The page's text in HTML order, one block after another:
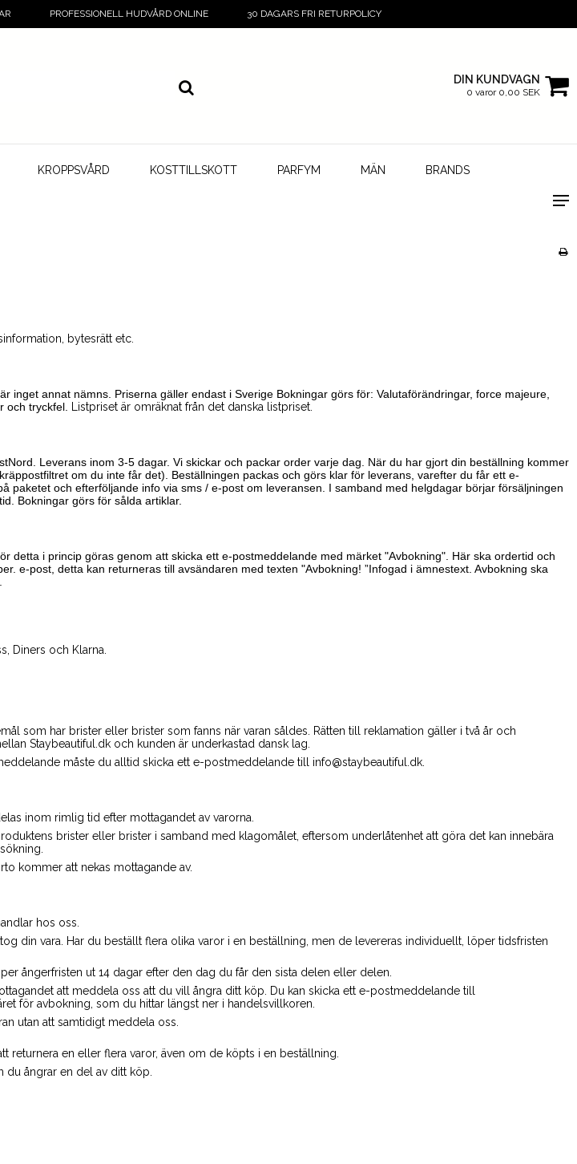
PROFESSIONELL HUDVÅRD ONLINE 30 DAGARS FRI RETURPOLICY
DIN KUNDVAGN
0 varor 0,00 SEK
KROPPSVÅRD KOSTTILLSKOTT PARFYM MÄN BRANDS
bytesrätt etc.
inget annat nämns. Priserna gäller endast i Sverige Bokningar görs för: Valutaförändringar, force majeure,
och tryckfel.
Listpriset är omräknat från det danska listpriset.
Leverans inom 3-5 dagar. Vi skickar och packar order varje dag. När du har gjort din beställning kommer
om du inte får det). Beställningen packas och görs klar för leverans, varefter du får ett e-
paketet och efterföljande info via sms / e-post om leveransen. I samband med helgdagar börjar försäljningen
Bokningar görs för sålda artiklar.
detta i princip göras genom att skicka ett e-postmeddelande med märket "Avbokning". Här ska ordertid och
e-post, detta kan returneras till avsändaren med texten "Avbokning! ”Infogad i ämnestext. Avbokning ska
Diners och Klarna.
som har brister eller brister som fanns när varan såldes. Rätten till reklamation gäller i två år och
Staybeautiful.dk och kunden är underkastad dansk lag.
måste du alltid skicka ett e-postmeddelande till info@staybeautiful.dk.
inom rimlig tid efter mottagandet av varorna.
brister eller brister i samband med klagomålet, eftersom underlåtenhet att göra det kan innebära
kommer att nekas mottagande av.
hos oss.
din vara. Har du beställt flera olika varor i en beställning, men de levereras individuellt, löper tidsfristen
ångerfristen ut 14 dagar efter den dag du får den sista delen eller delen.
att meddela oss att du vill ångra ditt köp. Du kan skicka ett e-postmeddelande till
för avbokning, som du hittar längst ner i handelsvillkoren.
utan att samtidigt meddela oss.
returnera en eller flera varor, även om de köpts i en beställning.
du ångrar en del av ditt köp.